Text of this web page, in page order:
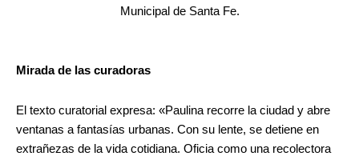
Municipal de Santa Fe.
Mirada de las curadoras
El texto curatorial expresa: «Paulina recorre la ciudad y abre
ventanas a fantasías urbanas. Con su lente, se detiene en
extrañezas de la vida cotidiana. Oficia como una recolectora